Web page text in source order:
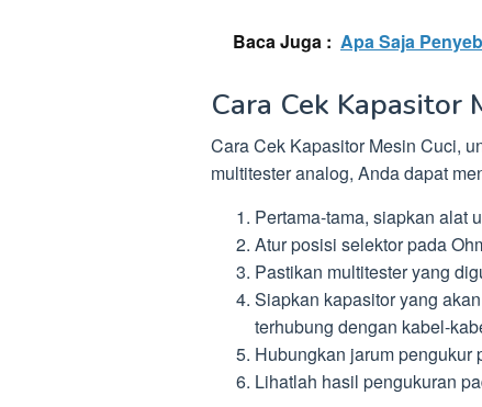
Baca Juga : Apa Saja
Cara Cek Kapasitor
Cara Cek Kapasitor Mesin Cuci,
multitester analog, Anda dapat
Pertama-tama, siapkan alat
Atur posisi selektor pada
Pastikan multitester yang
Siapkan kapasitor yang
terhubung dengan kabel-
Hubungkan jarum pengukur
Lihatlah hasil pengukuran